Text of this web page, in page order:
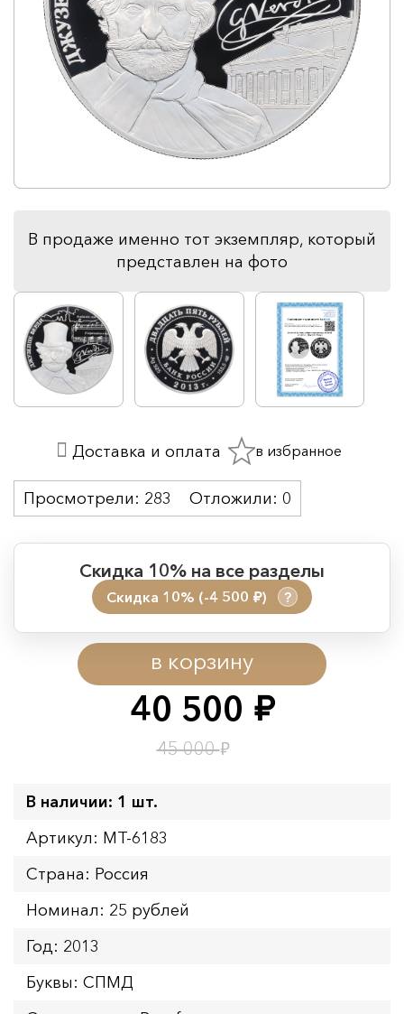
В продаже именно тот экземпляр, который
представлен на фото
40 500 руб.
45 000₽
в корзину
Скидка 10% на все разделы
Скидка 10% (-4 500 руб.) ?
Период действия акции:
Начало:
08.08.2026 00:01
Окончание:
09.08.2026 23:59
Время до окончания:
Просмотрели: 283 Отложили: 0
Доставка и оплата в избранное
В наличии: 1 шт.
Артикул: MT-6183
Страна: Россия
Номинал: 25 рублей
Год: 2013
Буквы: СПМД